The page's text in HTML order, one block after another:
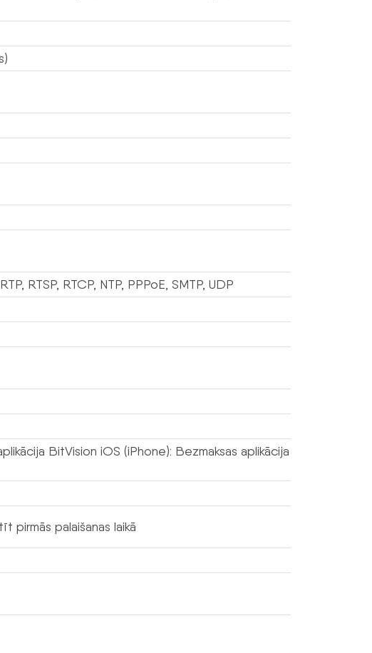
RTSP, RTCP, NTP, PPPoE, SMTP, UDP
BitVision iOS (iPhone): Bezmaksas aplikācija
pirmās palaišanas laikā